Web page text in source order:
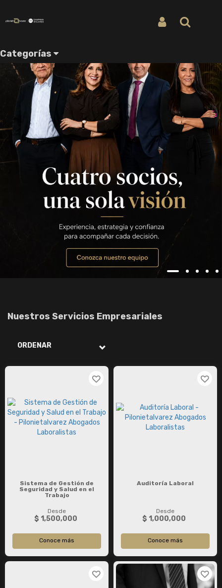
Categorías
Nuestros Servicios Empresariales
ORDENAR
Sistema de Gestión de
Seguridad y Salud en el
Trabajo
Desde
$ 1,500,000
Conoce más
Auditoría Laboral
Desde
$ 1,000,000
Conoce más